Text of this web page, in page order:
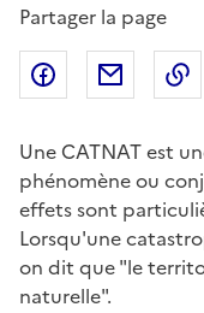
Partager la page
Partager sur
Une CATNAT est
phénomène ou
effets sont
Lorsqu'une
on dit que "le
naturelle".